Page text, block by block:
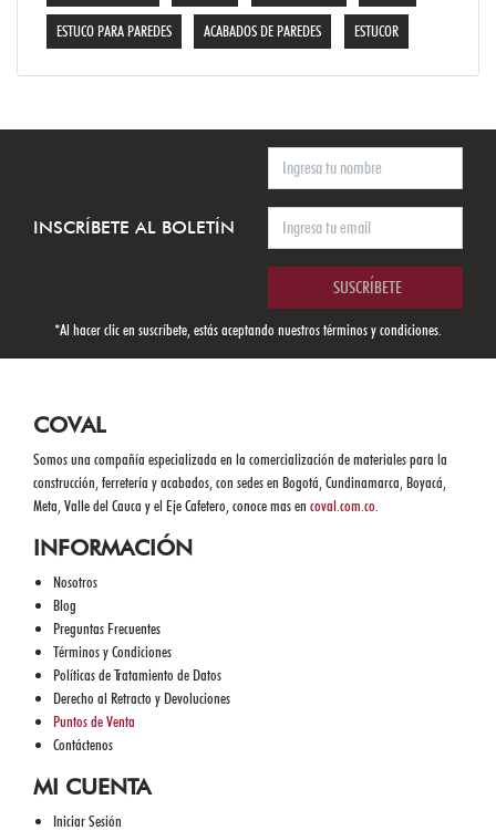
ESTUCO PARA PAREDES ACABADOS DE PAREDES ESTUCOR
INSCRÍBETE AL BOLETÍN
SUSCRÍBETE
*Al hacer clic en suscríbete, estás aceptando nuestrostérminos y condiciones.
COVAL
Somos una compañía especializada en la comercialización de materiales para la
construcción, ferretería y acabados, con sedes en Bogotá, Cundinamarca, Boyacá,
Meta, Valle del Cauca y el Eje Cafetero, conoce mas en coval.com.co.
INFORMACIÓN
Nosotros
Blog
Preguntas Frecuentes
Términos y Condiciones
Políticas de Tratamiento de Datos
Derecho al Retracto y Devoluciones
Puntos de Venta
Contáctenos
MI CUENTA
Iniciar Sesión